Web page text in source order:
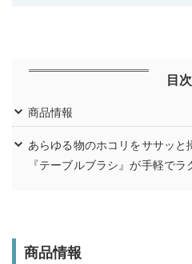
目次
商品情報
あらゆる物のホコリをササッと
『テーブルブラシ』が手軽でラ
商品情報